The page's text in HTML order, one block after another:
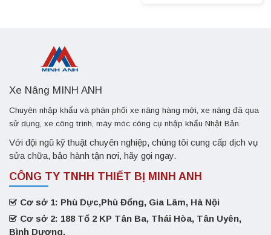
Xe Nâng MINH ANH
Chuyên nhập khẩu và phân phối xe nâng hàng mới, xe nâng đã qua
sử dụng, xe công trình, máy móc công cụ nhập khẩu Nhật Bản.
Với đội ngũ kỹ thuật chuyên nghiệp, chúng tôi cung cấp dịch vụ
sửa chữa, bảo hành tận nơi, hãy gọi ngay.
CÔNG TY TNHH THIẾT BỊ MINH ANH
Cơ sở 1: Phù Dực,Phù Đổng, Gia Lâm, Hà Nội
Cơ sở 2: 188 Tổ 2 KP Tân Ba, Thái Hòa, Tân Uyên,
Bình Dương.